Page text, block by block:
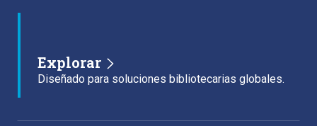
Explorar
Diseñado para soluciones bibliotecarias globales.